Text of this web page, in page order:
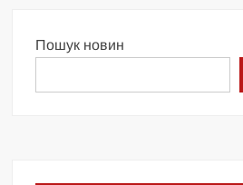
Пошук новин